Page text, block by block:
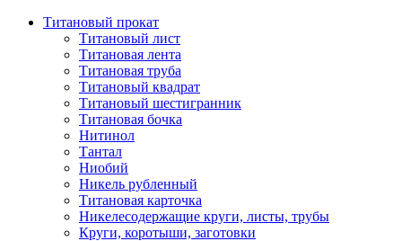
Титановый прокат
Титановый лист
Титановая лента
Титановая труба
Титановый квадрат
Титановый шестигранник
Титановая бочка
Нитинол
Тантал
Ниобий
Никель рубленный
Титановая карточка
Никелесодержащие круги, листы, трубы
Круги, коротыши, заготовки